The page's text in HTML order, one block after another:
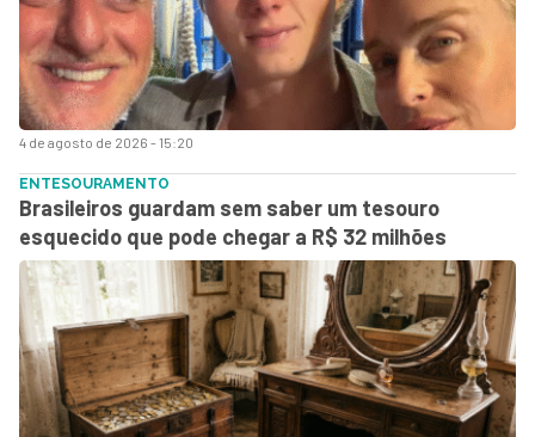
4 de agosto de 2026 - 15:20
ENTESOURAMENTO
Brasileiros guardam sem saber um tesouro
esquecido que pode chegar a R$ 32 milhões